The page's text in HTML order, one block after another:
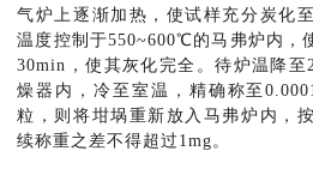
气炉上逐渐加热，使试样充分炭化
温度控制于550~600℃的马弗炉内，
30min，使其灰化完全。待炉温降
燥器内，冷至室温，精确称至
粒，则将坩埚重新放入马弗炉内，
续称重之差不得超过1mg。